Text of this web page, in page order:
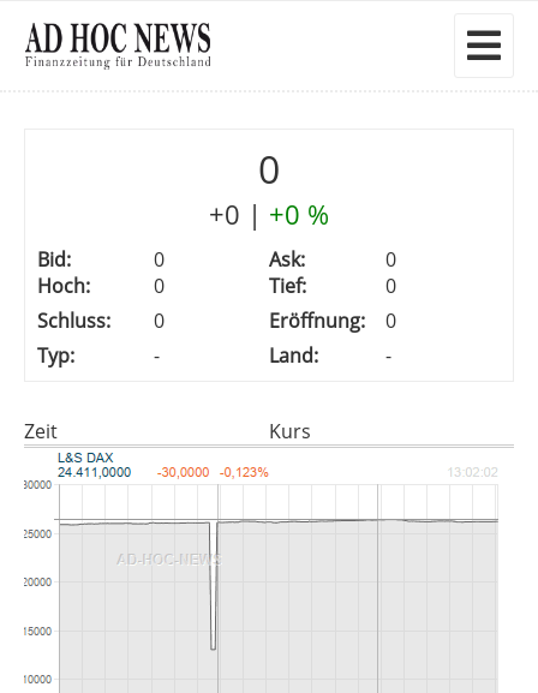
0
+0 | +0 %
Bid: 0 Ask:
0
Hoch:
0 Tief:
0
Schluss:
0 Eröffnung:
0
Typ:
- Land: -
Zeit Kurs